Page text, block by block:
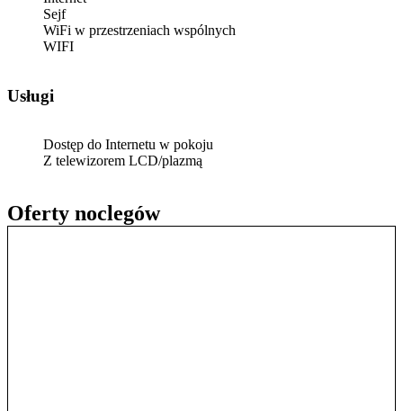
Oferty noclegów
Sejf
WiFi w przestrzeniach wspólnych
WIFI
Usługi
Dostęp do Internetu w pokoju
Z telewizorem LCD/plazmą